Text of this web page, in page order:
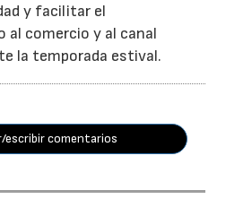
y facilitar el
al comercio y al canal
la temporada estival.
escribir comentarios